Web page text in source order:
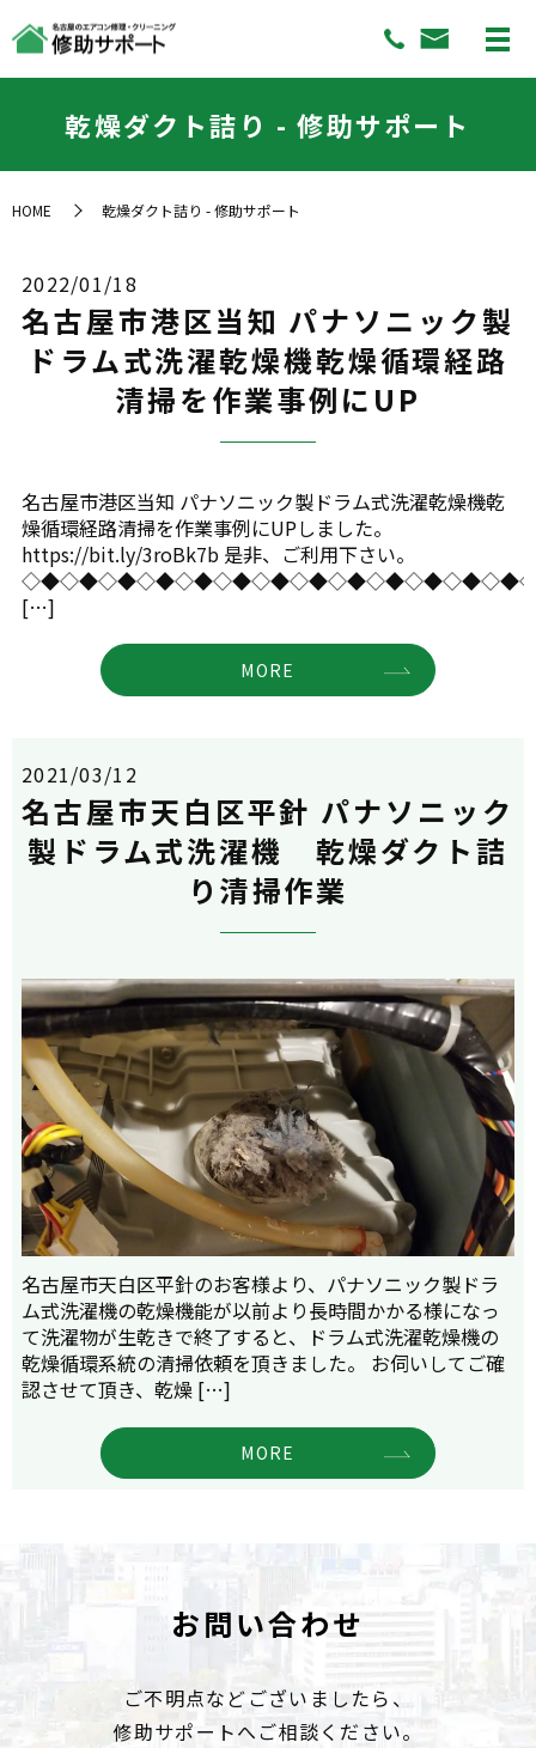
乾燥ダクト詰り - 修助サポート
HOME 乾燥ダクト詰り - 修助サポート
2022/01/18
名古屋市港区当知 パナソニック製
ドラム式洗濯乾燥機乾燥循環経路
清掃を作業事例にUP
名古屋市港区当知 パナソニック製ドラム式洗濯乾燥機乾
燥循環経路清掃を作業事例にUPしました。
https://bit.ly/3roBk7b 是非、ご利用下さい。
[…]
MORE
2021/03/12
名古屋市天白区平針 パナソニック
製ドラム式洗濯機 乾燥ダクト詰
り清掃作業
名古屋市天白区平針のお客様より、パナソニック製ドラ
ム式洗濯機の乾燥機能が以前より長時間かかる様になっ
て洗濯物が生乾きで終了すると、ドラム式洗濯乾燥機の
乾燥循環系統の清掃依頼を頂きました。 お伺いしてご確
認させて頂き、乾燥 […]
MORE
お問い合わせ
ご不明点などございましたら、
修助サポートへご相談ください。